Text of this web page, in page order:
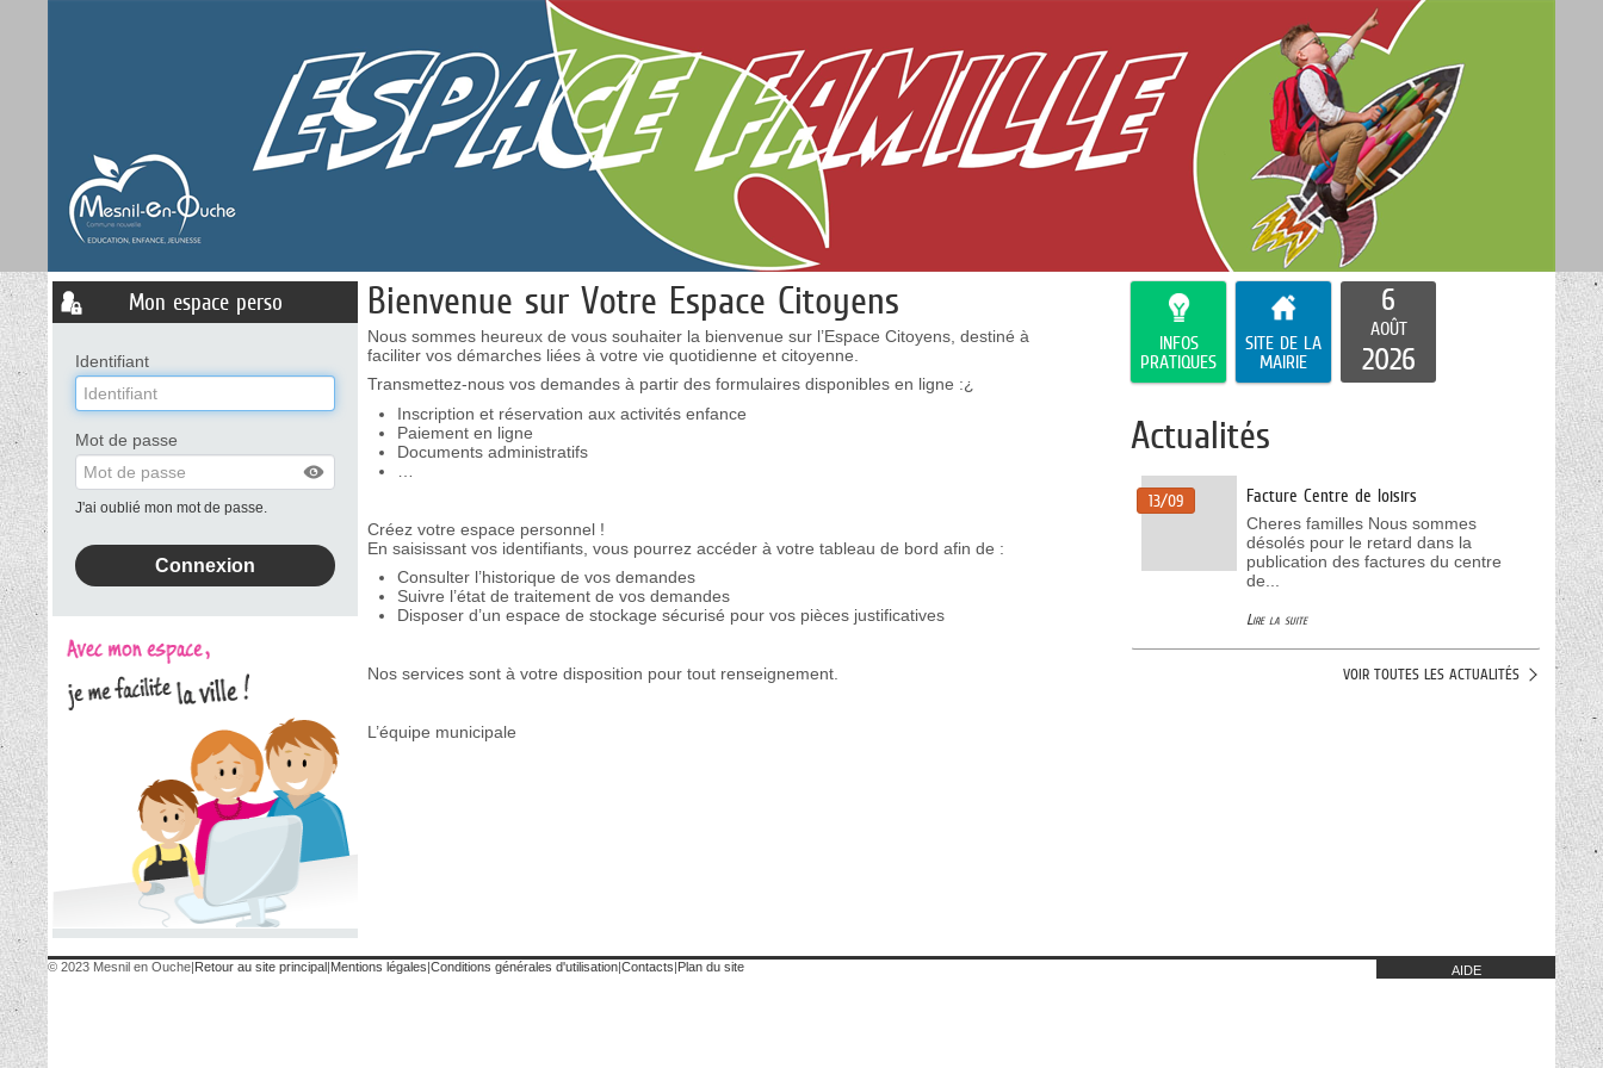
Liste
des
avertissements
Mon espace perso
Identifiant
Mot de passe
J'ai oublié mon mot de passe.
INFOS
PRATIQUES
SITE DE LA
MAIRIE
6
AOÛT
2026
Bienvenue sur Votre Espace Citoyens
Nous sommes heureux de vous souhaiter la bienvenue sur l’Espace Citoyens, destiné à
faciliter vos démarches liées à votre vie quotidienne et citoyenne.
Transmettez-nous vos demandes à partir des formulaires disponibles en ligne :¿
Inscription et réservation aux activités enfance
Paiement en ligne
Documents administratifs
Créez votre espace personnel !
En saisissant vos identifiants, vous pourrez accéder à votre tableau de bord afin de :
Consulter l’historique de vos demandes
Suivre l’état de traitement de vos demandes
Disposer d’un espace de stockage sécurisé pour vos pièces justificatives
Nos services sont à votre disposition pour tout renseignement.
L’équipe municipale
Actualités
13/09 Facture Centre de loisirs
Cheres familles Nous sommes
désolés pour le retard dans la
publication des factures du centre
de...
Lire la suite
VOIR TOUTES LES ACTUALITÉS
© 2023 Mesnil en Ouche|Retour au site principal|Mentions légales|Conditions générales d'utilisation|Contacts|Plan du site AIDE